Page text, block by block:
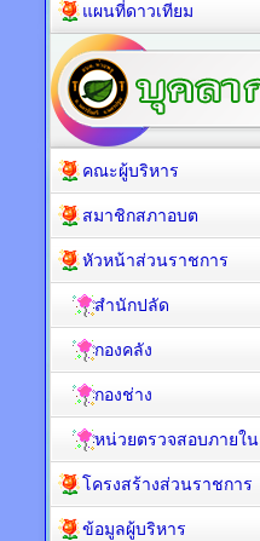
แผนที่ดาวเทียม
คณะผู้บริหาร
สมาชิกสภาอบต
หัวหน้าส่วนราชการ
สำนักปลัด
กองคลัง
กองช่าง
หน่วยตรวจสอบภายใน
โครงสร้างส่วนราชการ
ข้อมูลผู้บริหาร